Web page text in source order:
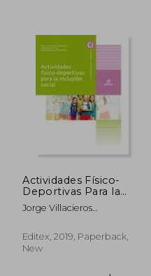
NT$ 1,031
Actividades Físico-
Deportivas Para la
Inclusión Social
(Ciclos Formativos) (in
Jorge Villacieros
Mu&Ntilde;Oz Cutuli;
Mar&Iacute;A
Rodr&Iacute;Guez
Editex, 2019, Paperback,
New